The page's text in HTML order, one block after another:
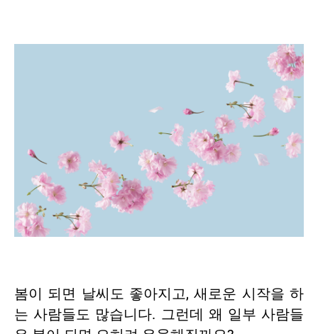
봄이 되면 날씨도 좋아지고, 새로운 시작을 하
는 사람들도 많습니다. 그런데 왜 일부 사람들